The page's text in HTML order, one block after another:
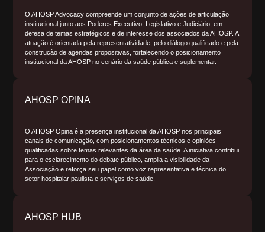
O AHOSP Advocacy compreende um conjunto de ações de articulação
institucional junto aos Poderes Executivo, Legislativo e Judiciário, em
defesa de temas estratégicos e de interesse dos associados da AHOSP. A
atuação é orientada pela representatividade, pelo diálogo qualificado e pela
construção de agendas propositivas, fortalecendo o posicionamento
institucional da AHOSP no cenário da saúde pública e suplementar.
AHOSP OPINA
O AHOSP Opina é a presença institucional da AHOSP nos principais
canais de comunicação, com posicionamentos técnicos e opiniões
qualificadas sobre temas relevantes da área da saúde. A iniciativa contribui
para o esclarecimento do debate público, amplia a visibilidade da
Associação e reforça seu papel como voz representativa e técnica do
setor hospitalar paulista e serviços de saúde.
AHOSP HUB